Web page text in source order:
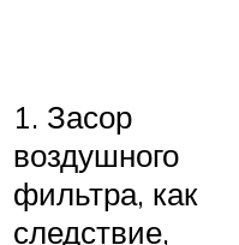
1. Засор
воздушного
фильтра, как
следствие,